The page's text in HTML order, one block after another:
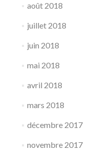
août 2018
juillet 2018
juin 2018
mai 2018
avril 2018
mars 2018
décembre 2017
novembre 2017